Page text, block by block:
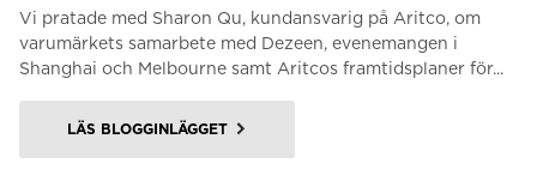
Vi pratade med Sharon Qu, kundansvarig på Aritco, om
varumärkets samarbete med Dezeen, evenemangen i
Shanghai och Melbourne samt Aritcos framtidsplaner för...
LÄS BLOGGINLÄGGET